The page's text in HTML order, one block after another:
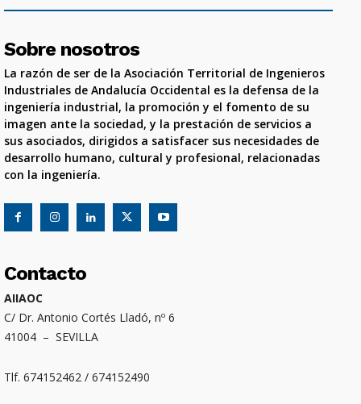
Sobre nosotros
La razón de ser de la Asociación Territorial de Ingenieros
Industriales de Andalucía Occidental es la defensa de la
ingeniería industrial, la promoción y el fomento de su
imagen ante la sociedad, y la prestación de servicios a
sus asociados, dirigidos a satisfacer sus necesidades de
desarrollo humano, cultural y profesional, relacionadas
con la ingeniería.
Contacto
AIIAOC
C/ Dr. Antonio Cortés Lladó, nº 6
41004 – SEVILLA
Tlf. 674152462 / 674152490